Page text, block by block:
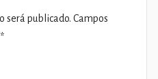
será publicado. Campos
*